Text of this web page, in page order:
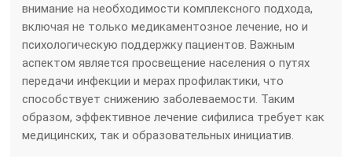
внимание на необходимости комплексного подхода,
включая не только медикаментозное лечение, но и
психологическую поддержку пациентов. Важным
аспектом является просвещение населения о путях
передачи инфекции и мерах профилактики, что
способствует снижению заболеваемости. Таким
образом, эффективное лечение сифилиса требует как
медицинских, так и образовательных инициатив.